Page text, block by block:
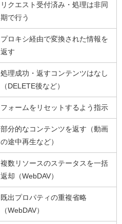
リクエスト受付済み・処理は非同
期で行う
プロキシ経由で変換された情報を
返す
処理成功・返すコンテンツはなし
（DELETE後など）
フォームをリセットするよう指示
部分的なコンテンツを返す（動画
の途中再生など）
複数リソースのステータスを一括
返却（WebDAV）
既出プロパティの重複省略
（WebDAV）